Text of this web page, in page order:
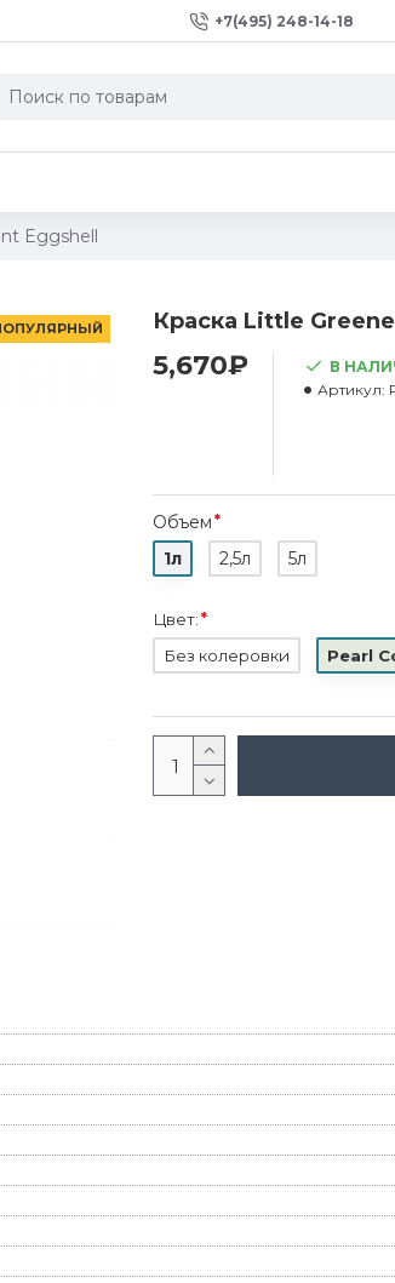
+7(495) 248-14-18
Eggshell
Краска Little
5,670₽
В
Артикул:
Объем
1л
2,5л 5л
Цвет:
Без колеровки
Pearl